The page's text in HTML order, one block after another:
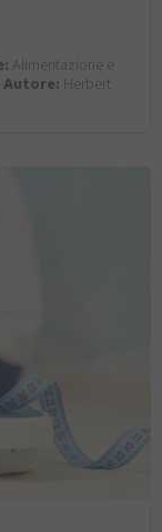
Alimentazione e
Autore: Herbert